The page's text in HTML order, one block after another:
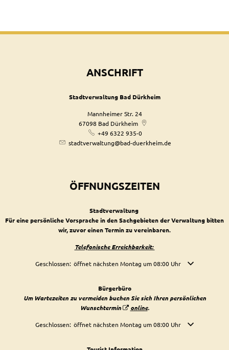
ANSCHRIFT
Stadtverwaltung Bad Dürkheim
Mannheimer Str. 24
67098 Bad Dürkheim
+49 6322 935-0
stadtverwaltung@bad-duerkheim.de
ÖFFNUNGSZEITEN
Stadtverwaltung
Für eine persönliche Vorsprache in den Sachgebieten der Verwaltung bitten
wir, zuvor einen Termin zu vereinbaren.
Telefonische Erreichbarkeit:
Klicken, um weitere Öffnungs- oder Schließzeiten auszublenden
Geschlossen: öffnet nächsten Montag um 08:00 Uhr
Bürgerbüro
Um Wartezeiten zu vermeiden buchen Sie sich Ihren persönlichen
Wunschtermin
online.
Klicken, um weitere Öffnungs- oder Schließzeiten auszublenden
Geschlossen: öffnet nächsten Montag um 08:00 Uhr